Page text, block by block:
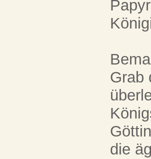
Grab
die